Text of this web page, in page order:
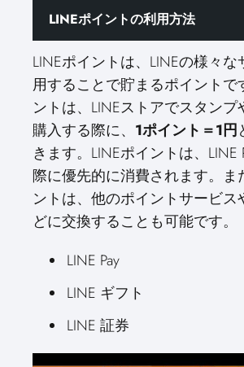
LINEポイントの利用方法
LINEポイントは、LINEの様々
用することで貯まるポイントで
ントは、LINEストアでスタンプ
購入する際に、 1ポイント＝1円
きます。LINEポイントは、LINE
際に優先的に消費されます。ま
ントは、他のポイントサービス
どに交換することも可能です。
LINE Pay
LINE ギフト
LINE 証券